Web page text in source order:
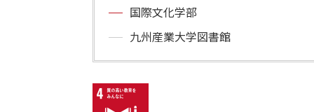
国際文化学部
九州産業大学図書館